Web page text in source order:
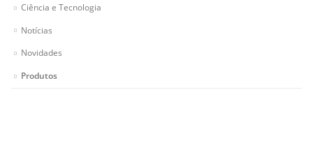
Ciência e Tecnologia
Notícias
Novidades
Produtos